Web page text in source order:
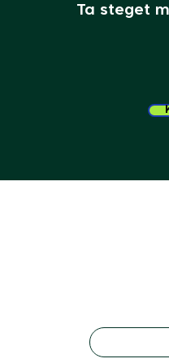
Ta steget